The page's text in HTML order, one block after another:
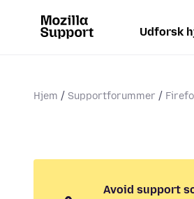
Udforsk
Hjem Supportforummer
Avoid support